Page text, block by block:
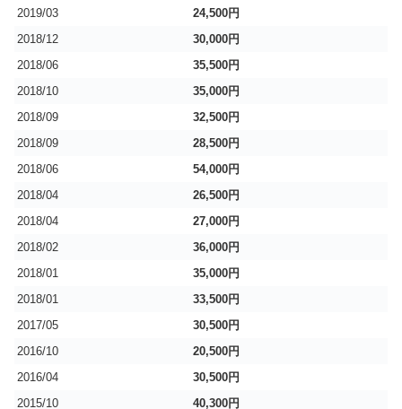
2019/03
24,500円
2018/12
30,000円
2018/06
35,500円
2018/10
35,000円
2018/09
32,500円
2018/09
28,500円
2018/06
54,000円
2018/04
26,500円
2018/04
27,000円
2018/02
36,000円
2018/01
35,000円
2018/01
33,500円
2017/05
30,500円
2016/10
20,500円
2016/04
30,500円
2015/10
40,300円